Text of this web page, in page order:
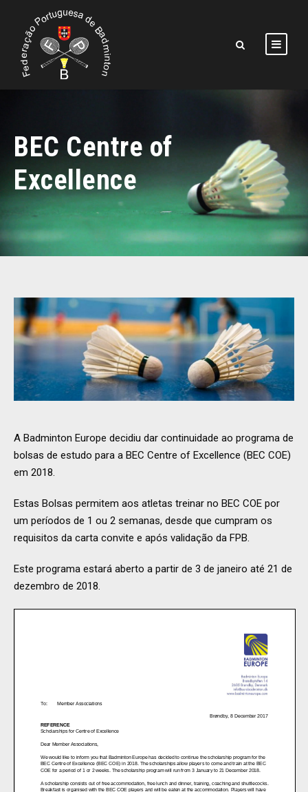
BEC Centre of
Excellence
A Badminton Europe decidiu dar continuidade ao programa de
bolsas de estudo para a BEC Centre of Excellence (BEC COE)
em 2018.
Estas Bolsas permitem aos atletas treinar no BEC COE por
um períodos de 1 ou 2 semanas, desde que cumpram os
requisitos da carta convite e após validação da FPB.
Este programa estará aberto a partir de 3 de janeiro até 21 de
dezembro de 2018.